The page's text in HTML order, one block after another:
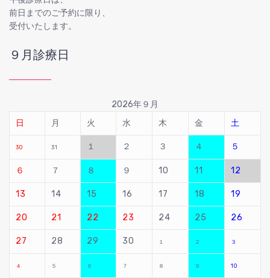
前日までのご予約に限り、
受付いたします。
９月診療日
2026年９月
日
月 火 水 木 金 土
30 31 １ ２ ３ ４ ５
６ ７ ８ ９ 10 11 12
13 14 15 16 17 18 19
20 21 22 23 24 25 26
27 28 29 30 １ ２ ３
４ ５ ６ ７ ８ ９ 10